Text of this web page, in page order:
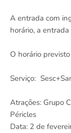
A entrada com
horário, a
O horário
Serviço:
Atrações: Grupo
Péricles
Data: 2 de